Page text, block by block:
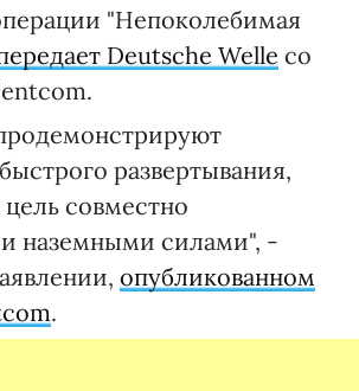
"Непоколебимая
Deutsche Welle со
развертывания,
совместно
наземными силами", -
опубликованном
.